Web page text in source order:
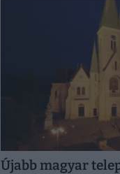
Újabb magyar